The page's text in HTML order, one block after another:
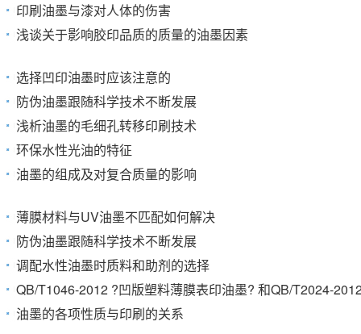
印刷油墨与漆对人体的伤害
浅谈关于影响胶印品质的质量的油墨因素
选择凹印油墨时应该注意的
防伪油墨跟随科学技术不断发展
浅析油墨的毛细孔转移印刷技术
环保水性光油的特征
油墨的组成及对复合质量的影响
薄膜材料与UV油墨不匹配如何解决
防伪油墨跟随科学技术不断发展
调配水性油墨时质料和助剂的选择
QB/T1046-2012 ?凹版塑料薄膜表印油墨? 和QB/T2024-
油墨的各项性质与印刷的关系